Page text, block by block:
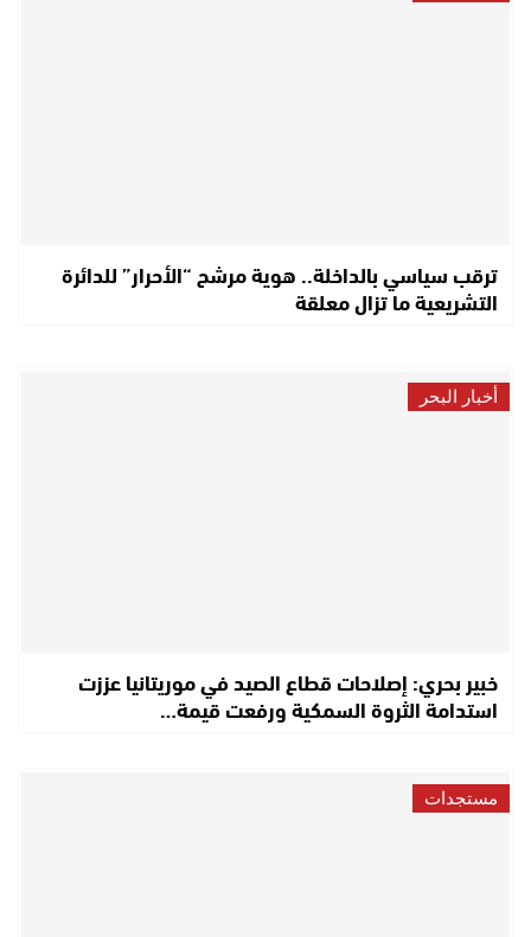
ترقب سياسي بالداخلة.. هوية مرشح “الأحرار” للدائرة
التشريعية ما تزال معلقة
أخبار البحر
خبير بحري: إصلاحات قطاع الصيد في موريتانيا عززت
استدامة الثروة السمكية ورفعت قيمة…
مستجدات